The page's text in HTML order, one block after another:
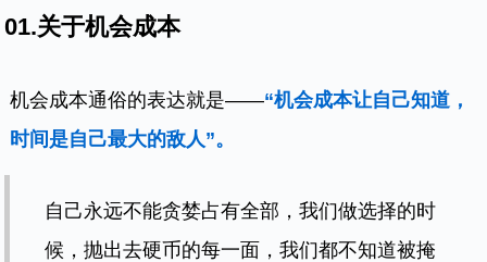
01.关于机会成本
机会成本通俗的表达就是——“机会成本让自己知道，
时间是自己最大的敌人”。
自己永远不能贪婪占有全部，我们做选择的时
候，抛出去硬币的每一面，我们都不知道被掩